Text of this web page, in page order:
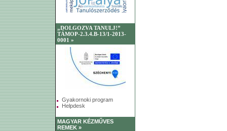
„DOLGOZVA TANULJ!”
TÁMOP-2.3.4.B-13/1-2013-
0001 »
Gyakornoki program
Helpdesk
MAGYAR KÉZMŰVES
REMEK »